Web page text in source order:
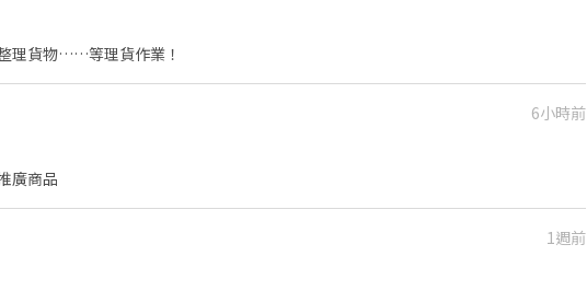
力
現場面試，只要在家點擊視訊連結就能輕鬆線上參加！時間快速又方便，聽完評估
理貨物……等理貨作業！
6小時前
廣商品
1週前